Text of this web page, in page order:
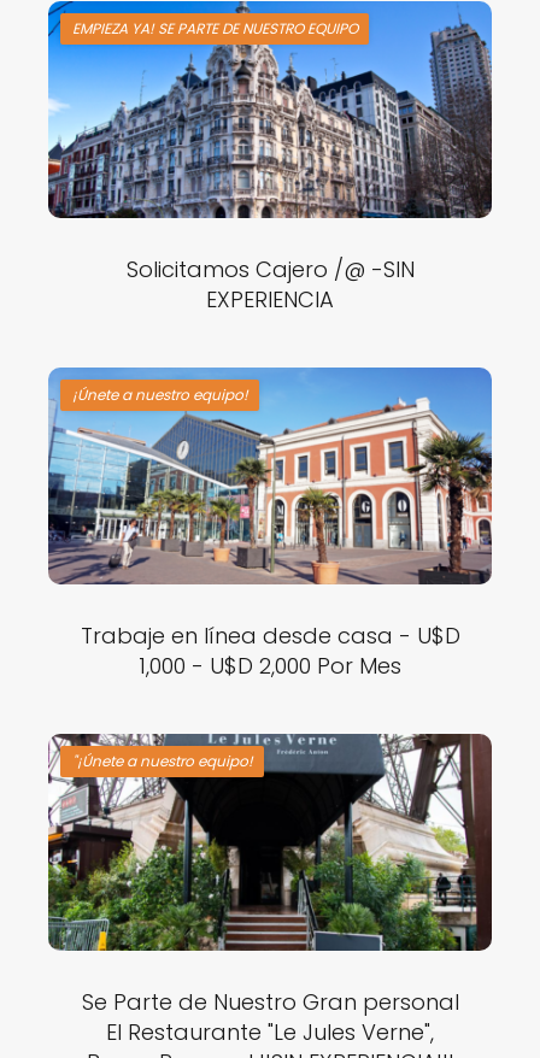
EMPIEZA YA! SE PARTE DE NUESTRO EQUIPO
Solicitamos Cajero /@ -SIN
EXPERIENCIA
¡Únete a nuestro equipo!
Trabaje en línea desde casa - U$D
1,000 - U$D 2,000 Por Mes
"¡Únete a nuestro equipo!
Se Parte de Nuestro Gran personal
El Restaurante "Le Jules Verne",